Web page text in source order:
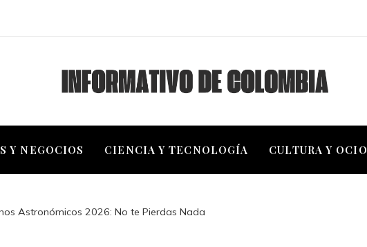
Y NEGOCIOS CIENCIA Y TECNOLOGÍA CULTURA Y OCIO
Astronómicos 2026: No te Pierdas Nada